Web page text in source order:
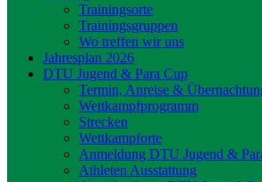
Trainingsorte
Trainingsgruppen
Wo treffen wir uns
Jahresplan 2026
DTU Jugend & Para Cup
Termin, Anreise &
Wettkampfprogramm
Strecken
Wettkampforte
Anmeldung DTU Jugend &
Athleten Ausstattung